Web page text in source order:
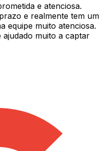
e atenciosa.
e realmente tem um
equipe muito atenciosa.
muito a captar